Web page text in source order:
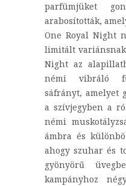
parfümjüket
arabosították,
One Royal Night
limitált
Night az
némi vibráló
sáfrányt, amelyet
a szívjegyben a
némi
ámbra és
ahogy szuhar és
gyönyörű
kampányhoz